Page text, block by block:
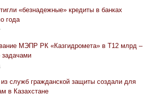
«безнадежные» кредиты в банках
года
МЭПР РК «Казгидромета» в Т12 млрд –
задачами
из служб гражданской защиты создали для
в Казахстане